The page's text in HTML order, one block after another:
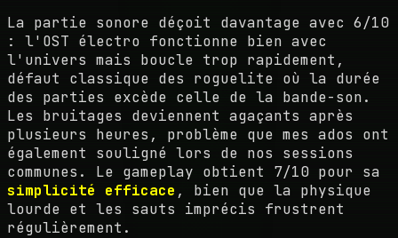
La partie sonore déçoit davantage avec 6/10
: l'OST électro fonctionne bien avec
l'univers mais boucle trop rapidement,
défaut classique des roguelite où la durée
des parties excède celle de la bande-son.
Les bruitages deviennent agaçants après
plusieurs heures, problème que mes ados ont
également souligné lors de nos sessions
communes. Le gameplay obtient 7/10 pour sa
simplicité efficace , bien que la physique
lourde et les sauts imprécis frustrent
régulièrement.